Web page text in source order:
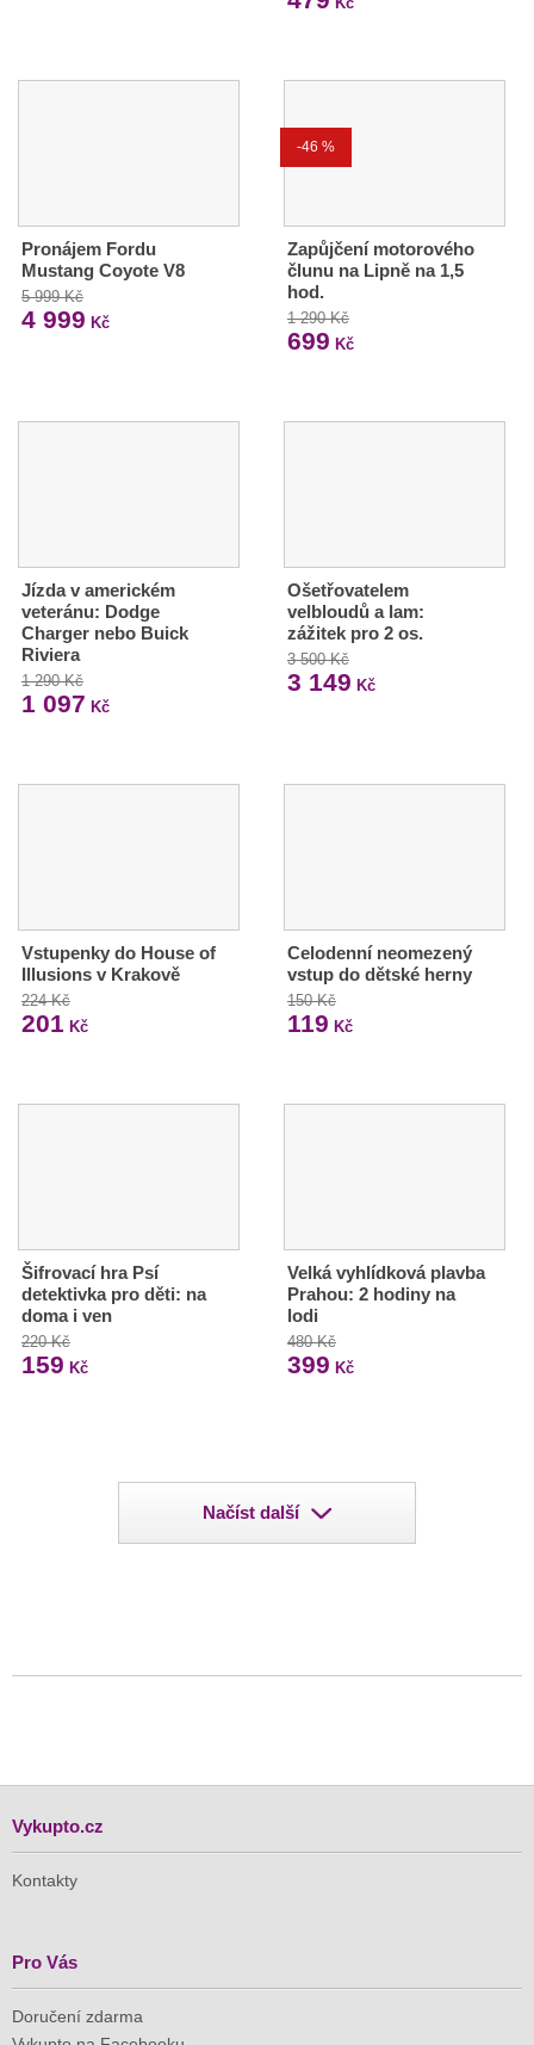
Pronájem Fordu
Mustang Coyote V8
5 999 Kč
4 999 Kč
-46 %
Zapůjčení motorového
člunu na Lipně na 1,5
hod.
1 290 Kč
699 Kč
Jízda v americkém
veteránu: Dodge
Charger nebo Buick
Riviera
1 290 Kč
1 097 Kč
Ošetřovatelem
velbloudů a lam:
zážitek pro 2 os.
3 500 Kč
3 149 Kč
Vstupenky do House of
Illusions v Krakově
224 Kč
201 Kč
Celodenní neomezený
vstup do dětské herny
150 Kč
119 Kč
Šifrovací hra Psí
detektivka pro děti: na
doma i ven
220 Kč
159 Kč
Velká vyhlídková plavba
Prahou: 2 hodiny na
lodi
480 Kč
399 Kč
Načíst další
Vykupto.cz
Kontakty
Pro Vás
Doručení zdarma